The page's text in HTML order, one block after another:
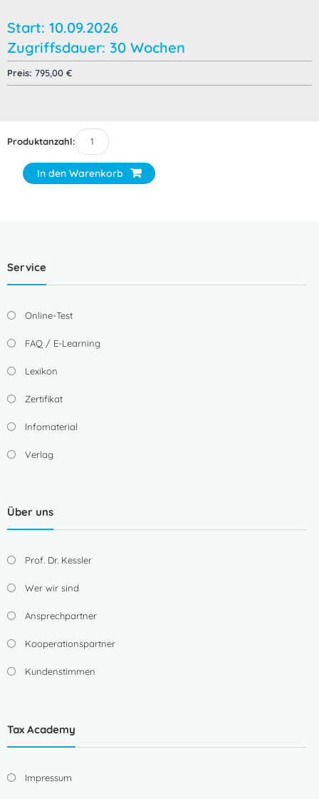
Start: 10.09.2026
Zugriffsdauer: 30 Wochen
Preis: 795,00 €
Produktanzahl:
In den Warenkorb
Service
Online-Test
FAQ / E-Learning
Lexikon
Zertifikat
Infomaterial
Verlag
Über uns
Prof. Dr. Kessler
Wer wir sind
Ansprechpartner
Kooperationspartner
Kundenstimmen
Tax Academy
Impressum